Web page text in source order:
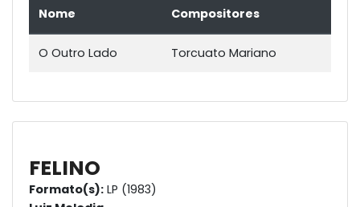
Nome Compositores
O Outro Lado Torcuato Mariano
FELINO
Formato(s): LP (1983)